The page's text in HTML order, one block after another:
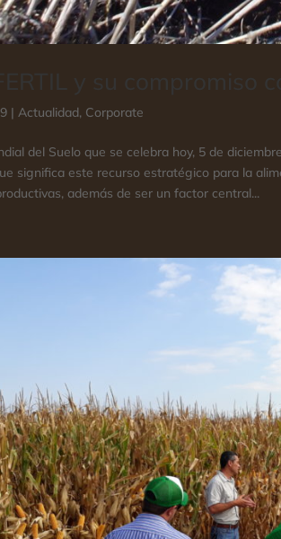
|Actualidad, Corporate
del Suelo que se celebra hoy, 5 de
significa este recurso estratégico para la
además de ser un factor central...